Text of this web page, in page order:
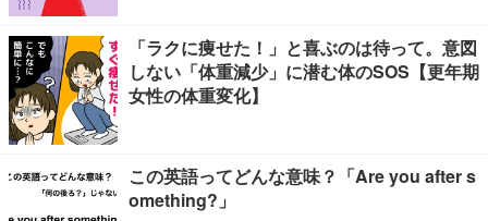
「ラクに痩せた！」と喜ぶのは待って。意図
しない「体重減少」に潜む体のSOS【更年期
女性の体重変化】
この英語ってどんな意味？「Are you after s
omething?」